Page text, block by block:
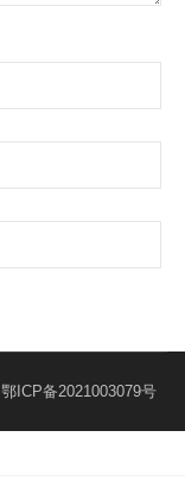
鄂ICP备2021003079号